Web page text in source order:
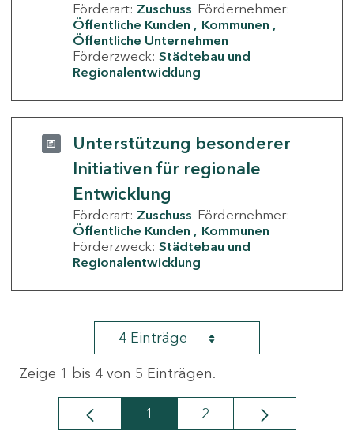
Förderart: Zuschuss Fördernehmer:
Öffentliche Kunden
Kommunen
Öffentliche Unternehmen
Förderzweck: Städtebau und
Regionalentwicklung
Unterstützung besonderer
Initiativen für regionale
Entwicklung
Förderart: Zuschuss Fördernehmer:
Öffentliche Kunden
Kommunen
Förderzweck: Städtebau und
Regionalentwicklung
4 Einträge
Zeige 1 bis 4 von 5 Einträgen.
Seite
1 Seite
2